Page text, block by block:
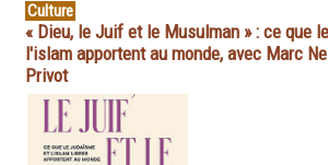
Culture
« Dieu, le Juif et le Musulman » : ce que
l'islam apportent au monde, avec Marc
Privot